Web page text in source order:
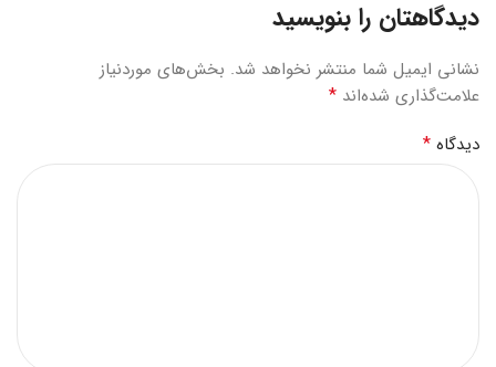
دیدگاهتان را بنویسید
نشانی ایمیل شما منتشر نخواهد شد. بخش‌های موردنیاز
علامت‌گذاری شده‌اند *
دیدگاه *